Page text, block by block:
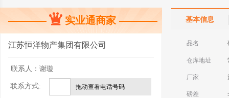
实业通商家
江苏恒洋物产集团有限公司
联系人： 谢璇
联系方式: 拖动查看电话号码
基本信息
品名
仓库地址
厂家
磅差